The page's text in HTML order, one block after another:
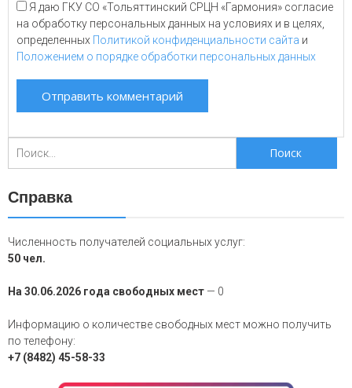
Я даю ГКУ СО «Тольяттинский СРЦН «Гармония» согласие
на обработку персональных данных на условиях и в целях,
определенных Политикой конфиденциальности сайта и
Положением о порядке обработки персональных данных
для:
Справка
Численность получателей социальных услуг:
50 чел.
На 30.06.2026 года свободных мест — 0
Информацию о количестве свободных мест можно получить
по телефону:
+7 (8482) 45-58-33